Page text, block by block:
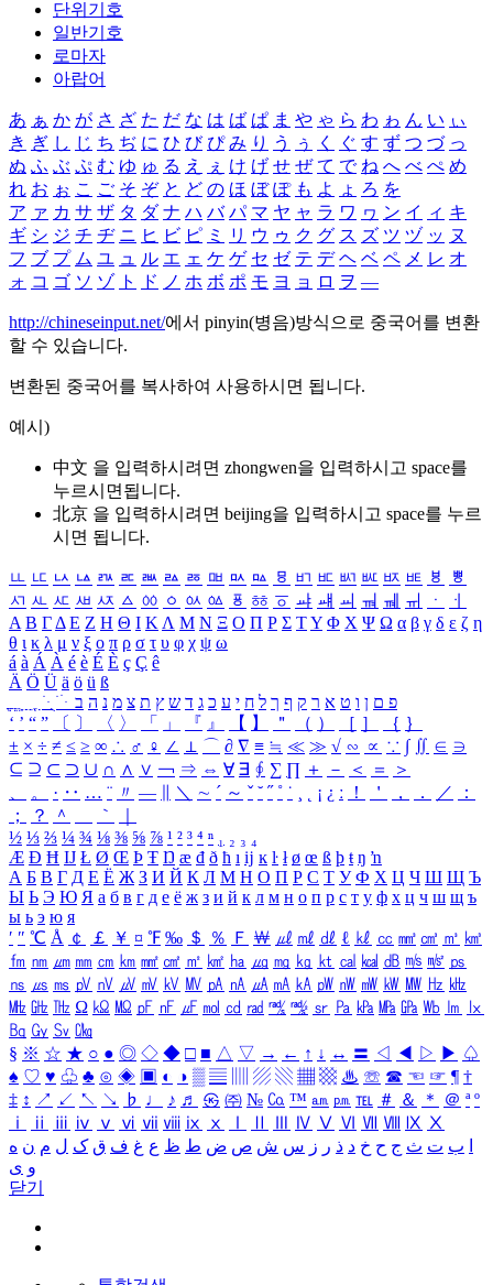
단위기호
일반기호
로마자
아랍어
あ ぁ か が さ ざ た だ な は ば ぱ ま や ゃ ら わ ゎ ん い ぃ
き ぎ し じ ち ぢ に ひ び ぴ み り う ぅ く ぐ す ず つ づ っ
ぬ ふ ぶ ぷ む ゆ ゅ る え ぇ け げ せ ぜ て で ね へ べ ぺ め
れ お ぉ こ ご そ ぞ と ど の ほ ぼ ぽ も よ ょ ろ を
ア ァ カ サ ザ タ ダ ナ ハ バ パ マ ヤ ャ ラ ワ ヮ ン イ ィ キ
ギ シ ジ チ ヂ ニ ヒ ビ ピ ミ リ ウ ゥ ク グ ス ズ ツ ヅ ッ ヌ
フ ブ プ ム ユ ュ ル エ ェ ケ ゲ セ ゼ テ デ ヘ ベ ペ メ レ オ
ォ コ ゴ ソ ゾ ト ド ノ ホ ボ ポ モ ヨ ョ ロ ヲ ―
http://chineseinput.net/에서 pinyin(병음)방식으로 중국어를 변환
할 수 있습니다.
변환된 중국어를 복사하여 사용하시면 됩니다.
예시)
中文 을 입력하시려면 zhongwen을 입력하시고 space를
누르시면됩니다.
北京 을 입력하시려면 beijing을 입력하시고 space를 누르
시면 됩니다.
ㅥ ㅦ ㅧ ㅨ ㅩ ㅪ ㅫ ㅬ ㅭ ㅮ ㅯ ㅰ ㅱ ㅲ ㅳ ㅴ ㅵ ㅶ ㅷ ㅸ
ㅹ
ㅺ ㅻ ㅼ ㅽ ㅾ ㅿ ㆀ ㆁ ㆂ ㆃ ㆄ ㆅ ㆆ ㆇ ㆈ ㆉ ㆊ ㆋ ㆌ ㆍ
ㆎ
Α Β ΓΔ Ε Ζ Η Θ Ι ΚΛ Μ Ν Ξ Ο Π Ρ Σ ΤΥ Φ Χ Ψ Ω α β γ δ ε ζ η
θ ι κ λ μ ν ξ ο π ρ σ τ υ φ χ ψ ω
á à Á À é è É È ç Ç ê
Ä Ö Ü ä ö ü ß
ִֶֹ ֻּ ׁׂ פ ם ן ו ט א ר ק ף ך ל ח י ע כ ג ד ש ץ ת צ מ נ ה ב
‘ ’ “ ” 〔 〕 〈 〉 「 」 『 』 【 】 ＂ （ ） ［ ］ ｛ ｝
± × ÷ ≠ ≤ ≥ ∞ ∴ ♂ ♀ ∠ ⊥ ⌒ ∂ ∇ ≡ ≒ ≪ ≫ √ ∽ ∝ ∵ ∫ ∬ ∈ ∋
⊆ ⊇ ⊂ ⊃ ∪ ∩ ∧ ∨ ￢ ⇒ ⇔ ∀ ∃ ∮ ∑ ∏ ＋ － ＜ ＝
＞
、
。 · ‥ … ¨ 〃 ― ＼ ∼ ´ ～ ˇ ˘ ˝ ˚ ˙ ¸ ¡ ¿ ː ！ ＇ ， ． ／
：
；
？ ＾ ｀
½ ⅓ ⅔ ¼ ¾ ⅛ ⅜ ⅝ ⅞ ¹ ² ³ ⁴ ⁿ ₁ ₂ ₃ ₄
Æ Ð Ħ Ĳ Ł Ø Œ Þ Ŧ Ŋ æ đ ð ħ ı ĳ ĸ ŀ ł ø œ ß þ ŧ ŋ ŉ
А Б В Г Д Е Ё Ж З И Й К Л М Н О П Р С Т У Ф Х Ц Ч Ш Щ Ъ
Ы Ь Э Ю Я а б в г д е ё ж з и й к л м н о п р с т у ф х ц ч ш щ ъ
ы ь э ю я
′ ″ ℃ Å ￠ ￡ ￥ ¤ ℉ ‰ ＄ ％ Ｆ ￦ ㎕ ㎖ ㎗ ℓ ㎘ ㏄ ㎣ ㎤ ㎥ ㎦
㎙ ㎚ ㎛ ㎜ ㎝ ㎞ ㎟ ㎠ ㎡ ㎢ ㏊ ㎍ ㎎ ㎏ ㏏ ㎈ ㎉ ㏈ ㎧ ㎨ ㎰
㎱ ㎲ ㎳ ㎴ ㎵ ㎶ ㎷ ㎸ ㎹ ㎀ ㎁ ㎂ ㎃ ㎄ ㎺ ㎻ ㎽ ㎾ ㎿ ㎐ ㎑
㎒ ㎓ ㎔ Ω ㏀ ㏁ ㎊ ㎋ ㎌ ㏖ ㏅ ㎭ ㎮ ㎯ ㏛ ㎩ ㎪ ㎫ ㎬ ㏝ ㏐
㏓
㏃ ㏉ ㏜ ㏆
§ ※ ☆ ★ ○ ● ◎ ◇ ◆ □ ■ △ ▽ → ← ↑ ↓ ↔ 〓 ◁ ◀ ▷ ▶ ♤
♠ ♡ ♥ ♧ ♣ ⊙ ◈ ▣ ◐ ◑ ▒ ▤ ▨ ▧ ▦ ▩ ♨ ☏ ☎ ☜ ☞ ¶ †
‡ ↕ ↗ ↙ ↖ ↘ ♭ ♩ ♪ ♬ ㉿ ㈜ № ㏇ ™ ㏂ ㏘ ℡ ＃ ＆ ＊ ＠ ª º
ⅰ
ⅱ ⅲ ⅳ ⅴ ⅵ ⅶ ⅷ ⅸ ⅹ Ⅳ Ⅴ Ⅵ Ⅶ Ⅷ Ⅸ Ⅹ
ب ت ث ج ح خ د ذ ر ز س ش ص ض ط ظ ع غ ف ق ک ل م ن ه
و ی
닫기